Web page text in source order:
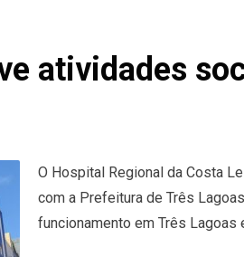
atividades
O Hospital Regional da Costa
com a Prefeitura de Três
funcionamento em Três Lagoas